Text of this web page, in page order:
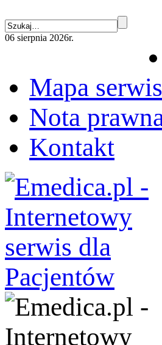
06 sierpnia 2026r.
Mapa
Nota
Kontakt